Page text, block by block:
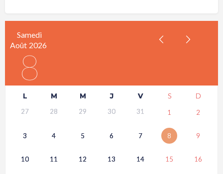
Samedi
Août 2026
8
L M M J V S D
27 28 29 30 31 1 2
3 4 5 6 7 8 9
10 11 12 13 14 15 16